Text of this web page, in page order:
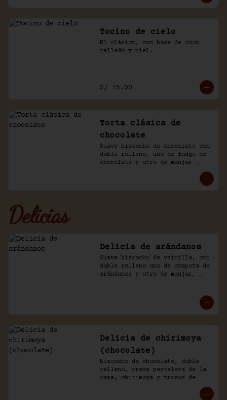
Tocino de cielo
El clásico, con base de coco
rallado y miel.
S/ 75.00
Torta clásica de
chocolate
Suave bizcocho de chocolate con
doble relleno, uno de fudge de
chocolate y otro de manjar
blanco. Cubierto en más fudge y
Delicias
Delicia de arándanos
Suave bizcocho de vainilla, con
doble relleno uno de compota de
arándanos y otro de manjar,
Delicia de chirimoya
(chocolate)
Bizcocho de chocolate, doble
relleno, crema pastelera de la
casa, chirimoya y trozos de